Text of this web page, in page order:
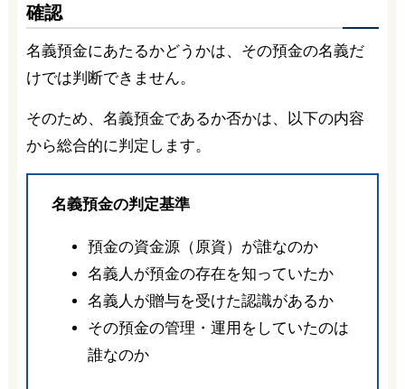
確認
名義預金にあたるかどうかは、その預金の名義だ
けでは判断できません。
そのため、名義預金であるか否かは、以下の内容
から総合的に判定します。
名義預金の判定基準
預金の資金源（原資）が誰なのか
名義人が預金の存在を知っていたか
名義人が贈与を受けた認識があるか
その預金の管理・運用をしていたのは
誰なのか